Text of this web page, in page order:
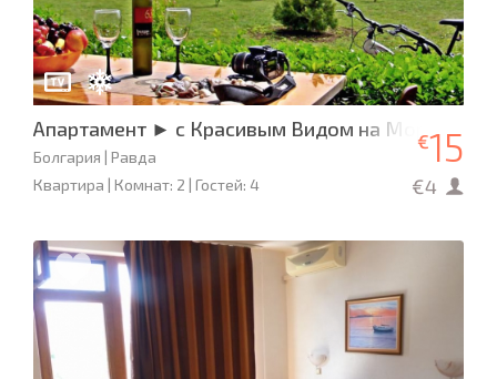
Апартамент ► с Красивым Видом на Море
Болгария | Равда
Квартира | Комнат: 2 | Гостей: 4
€15
€4